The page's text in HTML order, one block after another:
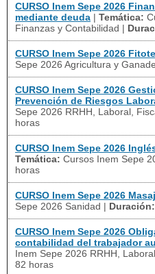
CURSO Inem Sepe 2026
mediante deuda | Temática:
Finanzas y Contabilidad |
CURSO Inem Sepe 2026
Sepe 2026 Agricultura y
CURSO Inem Sepe 2026
Prevención de Riesgos
Sepe 2026 RRHH, Laboral,
horas
CURSO Inem Sepe 2026
Temática: Cursos Inem Sepe
horas
CURSO Inem Sepe 2026
Sepe 2026 Sanidad | Duración:
CURSO Inem Sepe 2026
contabilidad del trabajador
Inem Sepe 2026 RRHH,
82 horas